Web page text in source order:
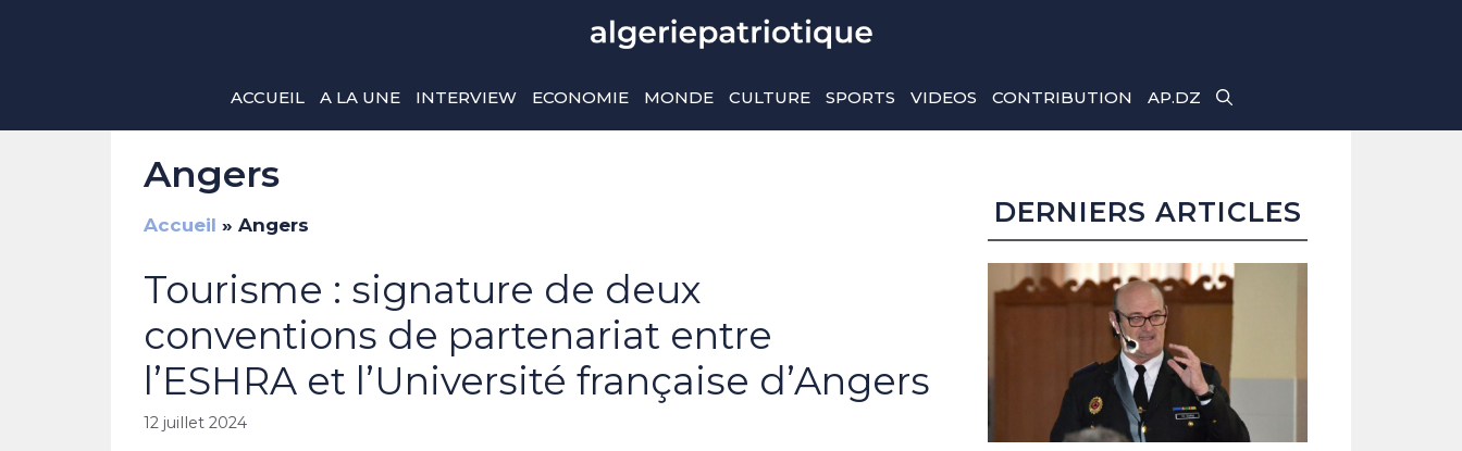
ACCUEIL A LA UNE INTERVIEW ECONOMIE MONDE CULTURE SPORTS VIDEOS CONTRIBUTION AP.DZ
Angers
Accueil » Angers
Tourisme : signature de deux
conventions de partenariat entre
l’ESHRA et l’Université française d’Angers
12 juillet 2024
DERNIERS ARTICLES